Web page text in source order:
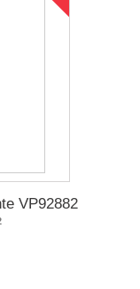
VP92882